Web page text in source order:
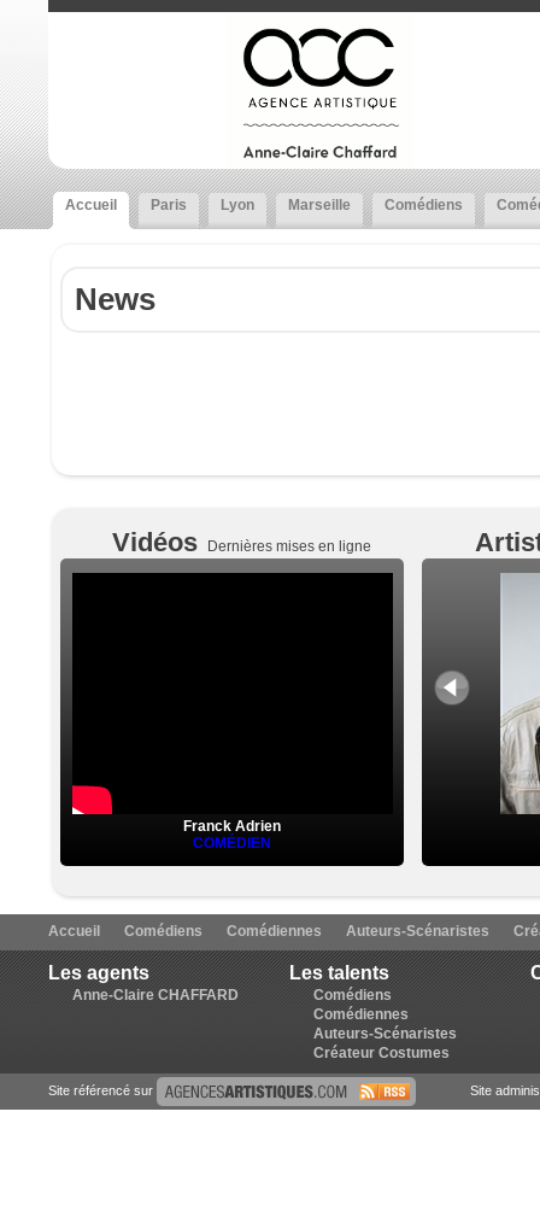
Accueil Paris Lyon Marseille Comédiens
News
Vidéos Dernières mises en ligne
Franck Adrien
COMÉDIEN
Accueil Comédiens Comédiennes Auteurs-Scénaristes
Les agents
Anne-Claire CHAFFARD
Les talents
Comédiens
Comédiennes
Auteurs-Scénaristes
Créateur Costumes
Site référencé sur Site